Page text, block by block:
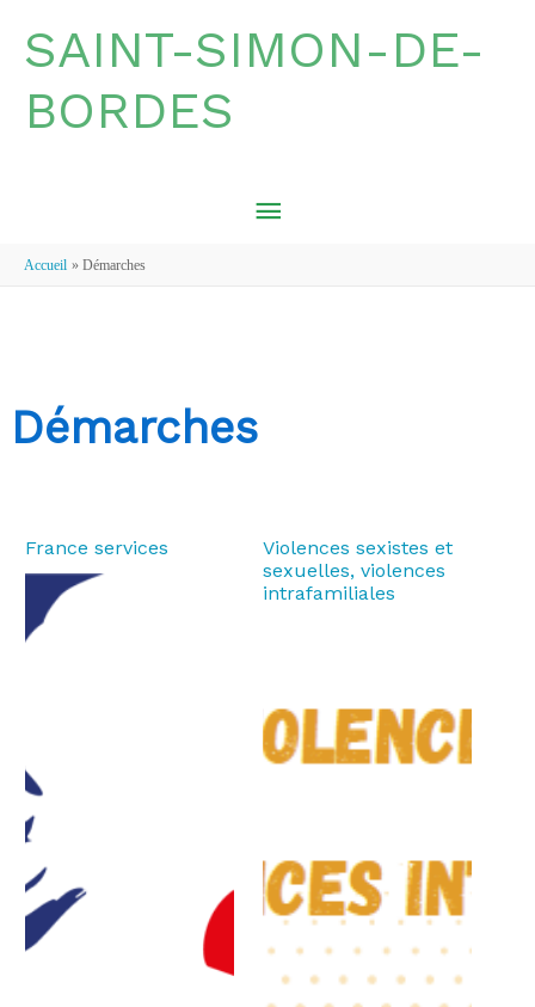
SAINT-SIMON-DE-
BORDES
MENU
Accueil Démarches
Démarches
France services
Violences sexistes et
sexuelles, violences
intrafamiliales